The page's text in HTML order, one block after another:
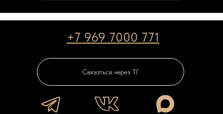
Связаться через ТГ
+7 969 7000 771